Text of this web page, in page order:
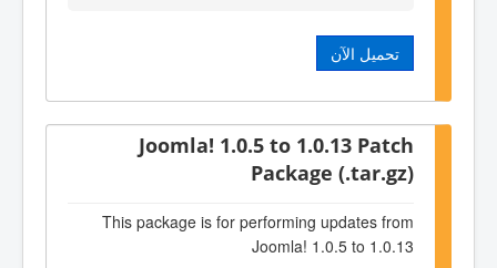
تحميل الآن
Joomla! 1.0.5 to 1.0.13 Patch
Package (.tar.gz)
This package is for performing updates from
Joomla! 1.0.5 to 1.0.13